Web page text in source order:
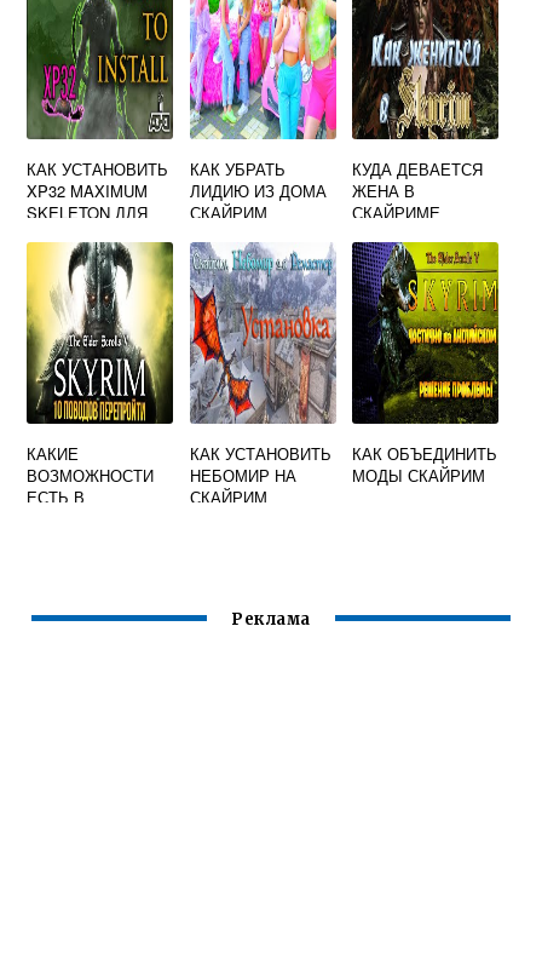
КАК УСТАНОВИТЬ
XP32 MAXIMUM
SKELETON ДЛЯ
КАК УБРАТЬ
ЛИДИЮ ИЗ ДОМА
СКАЙРИМ
КУДА ДЕВАЕТСЯ
ЖЕНА В
СКАЙРИМЕ
КАКИЕ
ВОЗМОЖНОСТИ
ЕСТЬ В
КАК УСТАНОВИТЬ
НЕБОМИР НА
СКАЙРИМ
КАК ОБЪЕДИНИТЬ
МОДЫ СКАЙРИМ
Реклама